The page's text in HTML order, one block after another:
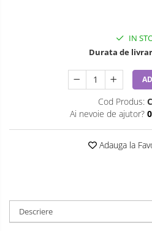
IN
Durata de
Cod Produs:
Ai nevoie de ajutor?
Adauga la
Descriere